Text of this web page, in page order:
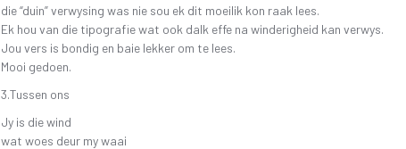
die “duin” verwysing was nie sou ek dit moeilik kon raak lees.
Ek hou van die tipografie wat ook dalk effe na winderigheid kan verwys.
Jou vers is bondig en baie lekker om te lees.
Mooi gedoen.
3.Tussen ons
Jy is die wind
wat woes deur my waai